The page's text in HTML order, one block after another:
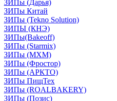
ЗИПы (Дарья)
ЗИПы Китай
ЗИПы (Tekno Solution)
ЗИПЫ (КНЭ)
ЗИПы(Bakeoff)
ЗИПы (Starmix)
ЗИПы (МХМ)
ЗИПы (Фростор)
ЗИПы (АРКТО)
ЗИПы ПищТех
ЗИПы (ROALBAKERY)
ЗИПы (Позис)